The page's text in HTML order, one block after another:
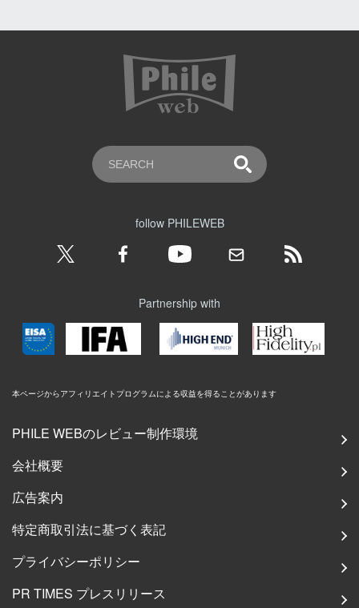
follow PHILEWEB
Partnership with
本ページからアフィリエイトプログラムによる収益を得ることがあります
PHILE WEBのレビュー制作環境
会社概要
広告案内
特定商取引法に基づく表記
プライバシーポリシー
PR TIMES プレスリリース